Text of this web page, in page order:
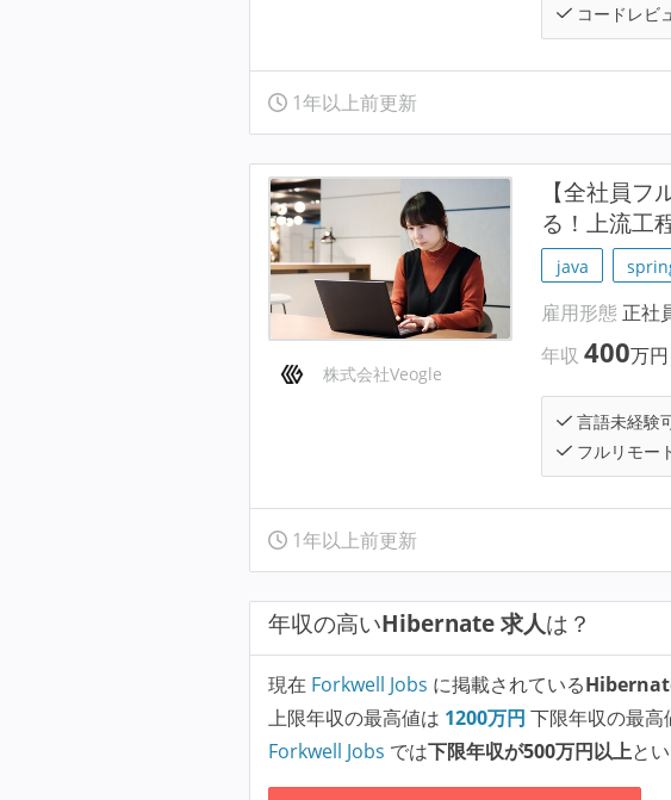
コードレビ
1年以上前更新
株式会社Veogle
【全社員
る！上流工
java
雇用形態 正社
年収400万円
言語未経験
フルリモー
1年以上前更新
年収の高いHibernate 求人は？
現在 Forkwell Jobs に掲載されている
上限年収の最高値は 1200万円 下限年収の最高
Forkwell Jobs では下限年収が500万円以上と